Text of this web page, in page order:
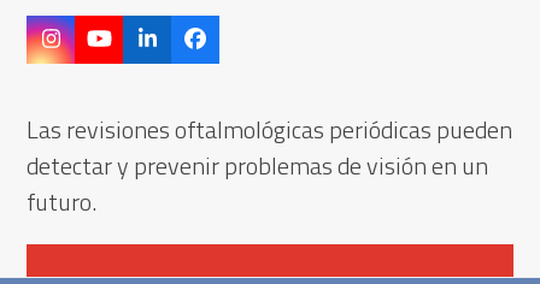
Instagram
YouTubeLinkedInFacebook
Las revisiones oftalmológicas periódicas pueden
detectar y prevenir problemas de visión en un
futuro.